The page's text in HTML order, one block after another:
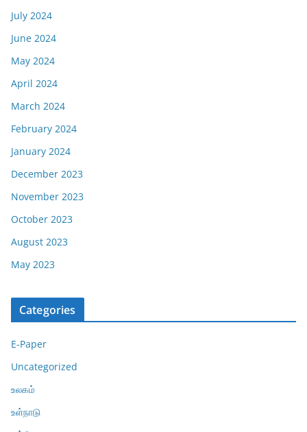
July 2024
June 2024
May 2024
April 2024
March 2024
February 2024
January 2024
December 2023
November 2023
October 2023
August 2023
May 2023
Categories
E-Paper
Uncategorized
உலகம்
உள்நாடு